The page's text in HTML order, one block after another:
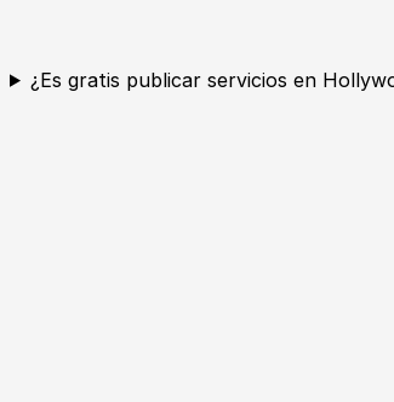
¿Es gratis publicar servicios en